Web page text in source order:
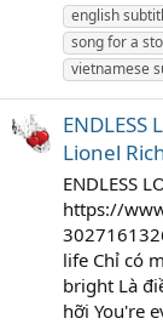
english
song for a
vietnamese
ENDLESS
Lionel
ENDLESS
https://
life Chỉ có
bright Là
hỡi You're